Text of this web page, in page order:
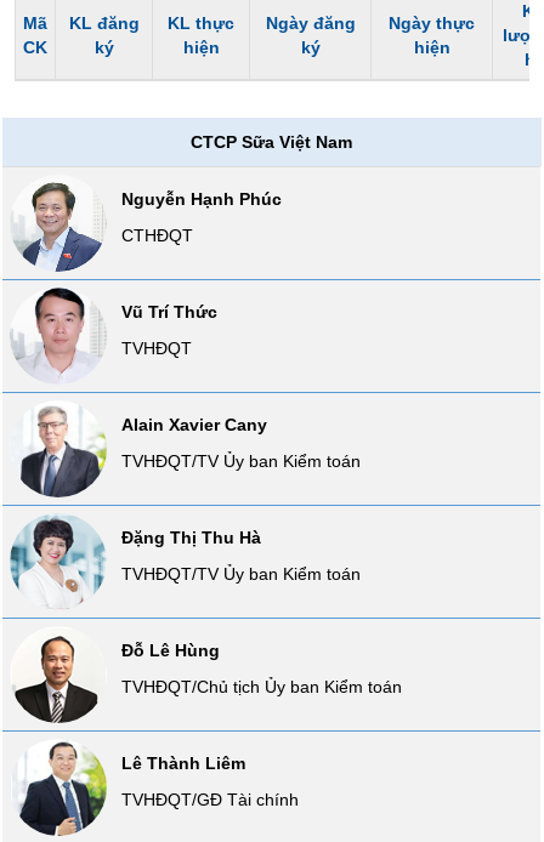
Mã
CK
KL đăng
ký
KL thực
hiện
Ngày đăng
ký
Ngày thực
hiện
CTCP Sữa Việt Nam
Nguyễn Hạnh Phúc
CTHĐQT
Vũ Trí Thức
TVHĐQT
Alain Xavier Cany
TVHĐQT/TV Ủy ban Kiểm toán
Đặng Thị Thu Hà
TVHĐQT/TV Ủy ban Kiểm toán
Đỗ Lê Hùng
TVHĐQT/Chủ tịch Ủy ban Kiểm toán
Lê Thành Liêm
TVHĐQT/GĐ Tài chính
ĐỘNG
Mã
chứng
khoán
(-)
Tất cả Cổ phiếu
Lãnh
đạo
(-)
Tất cả
Tin
tức
Bài
viết
của
tác
giả
(-)